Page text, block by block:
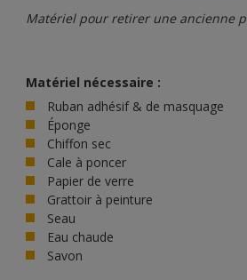
Matériel pour retirer une ancienne
Matériel nécessaire :
Ruban adhésif & de masquage
Éponge
Chiffon sec
Cale à poncer
Papier de verre
Grattoir à peinture
Seau
Eau chaude
Savon